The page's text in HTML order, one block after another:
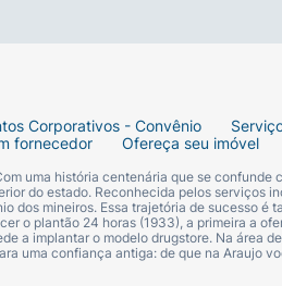
Corporativos - Convênio
fornecedor Ofereça seu imóvel
uma história centenária que se confunde
do estado. Reconhecida pelos serviços
dos mineiros. Essa trajetória de sucesso é
o plantão 24 horas (1933), a primeira a
a implantar o modelo drugstore. Na área
uma confiança antiga: de que na Araujo